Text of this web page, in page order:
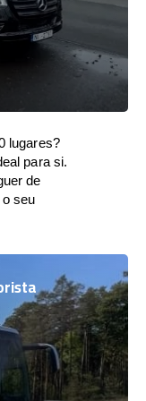
lugares?
para si.
de
seu